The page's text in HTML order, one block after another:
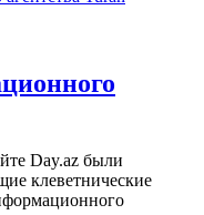
Day.az были
клеветнические